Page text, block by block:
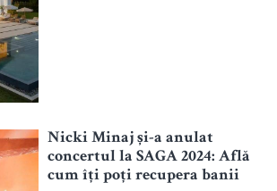
Nicki Minaj și-a anulat
concertul la SAGA 2024: Află
cum îți poți recupera banii